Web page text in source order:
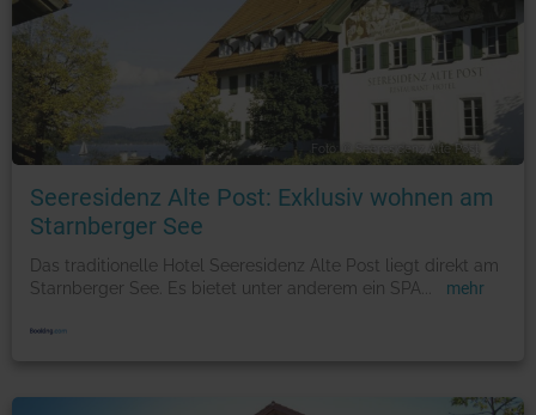
alle Länder…
Foto: © Seeresidenz Alte Post
Seeresidenz Alte Post: Exklusiv wohnen am
Starnberger See
Das traditionelle Hotel Seeresidenz Alte Post liegt direkt am
Starnberger See. Es bietet unter anderem ein SPA
mehr